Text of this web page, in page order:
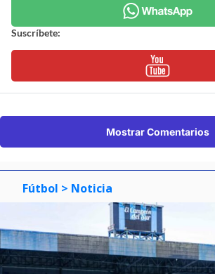
Suscríbete:
Mostrar Comentarios
Fútbol > Noticia